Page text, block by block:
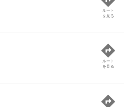
ルート
を見る
ルート
を見る